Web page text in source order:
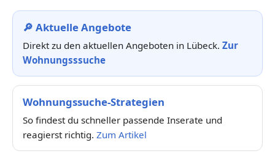
🔎 Aktuelle Angebote
Direkt zu den aktuellen Angeboten in Lübeck. Zur
Wohnungsssuche
Wohnungssuche-Strategien
So findest du schneller passende Inserate und
reagierst richtig. Zum Artikel